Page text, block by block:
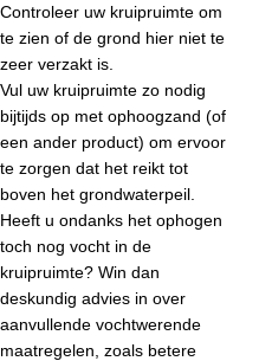
Controleer uw kruipruimte om
te zien of de grond hier niet te
zeer verzakt is.
Vul uw kruipruimte zo nodig
bijtijds op met ophoogzand (of
een ander product) om ervoor
te zorgen dat het reikt tot
boven het grondwaterpeil.
Heeft u ondanks het ophogen
toch nog vocht in de
kruipruimte? Win dan
deskundig advies in over
aanvullende vochtwerende
maatregelen, zoals betere